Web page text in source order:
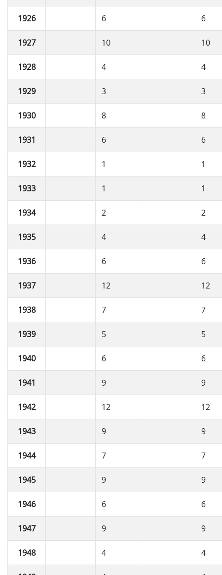
1926 6 6
1927 10 10
1928 4 4
1929 3 3
1930 8 8
1931 6 6
1932 1 1
1933 1 1
1934 2 2
1935 4 4
1936 6 6
1937 12 12
1938 7 7
1939 5 5
1940 6 6
1941 9 9
1942 12 12
1943 9 9
1944 7 7
1945 9 9
1946 6 6
1947 9 9
1948 4 4